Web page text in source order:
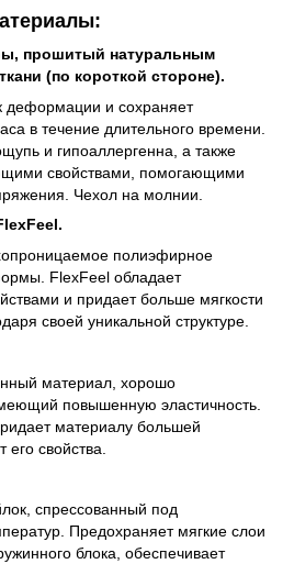
прошитый натуральным
(по короткой стороне).
деформации и сохраняет
в течение длительного времени.
и гипоаллергенна, а также
свойствами, помогающими
Чехол на молнии.
полиэфирное
FlexFeel обладает
и придает больше мягкости
своей уникальной структуре.
материал, хорошо
повышенную эластичность.
материалу большей
его свойства.
спрессованный под
Предохраняет мягкие слои
блока, обеспечивает